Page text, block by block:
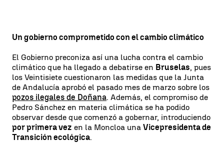
Un gobierno comprometido con el cambio climático
El Gobierno preconiza así una lucha contra el cambio
climático que ha llegado a debatirse en Bruselas, pues
los Veintisiete cuestionaron las medidas que la Junta
de Andalucía aprobó el pasado mes de marzo sobre los
pozos ilegales de Doñana. Además, el compromiso de
Pedro Sánchez en materia climática se ha podido
observar desde que comenzó a gobernar, introduciendo
por primera vez en la Moncloa una Vicepresidenta de
Transición ecológica.